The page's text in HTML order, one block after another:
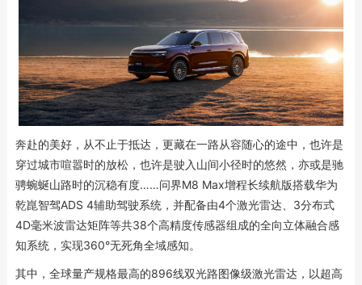
奔赴的美好，从不止于抵达，更藏在一路从容随心的途中，也许是
穿过城市喧嚣时的放松，也许是驶入山间小径时的悠然，亦或是驰
骋蜿蜒山路时的沉稳有度……问界M8 Max增程长续航版搭载华为
乾崑智驾ADS 4辅助驾驶系统，并配备由4个激光雷达、3分布式
4D毫米波雷达矩阵等共38个高精度传感器组成的全向立体融合感
知系统，实现360°无死角全域感知。
其中，全球量产规格最高的896线双光路图像级激光雷达，以超高